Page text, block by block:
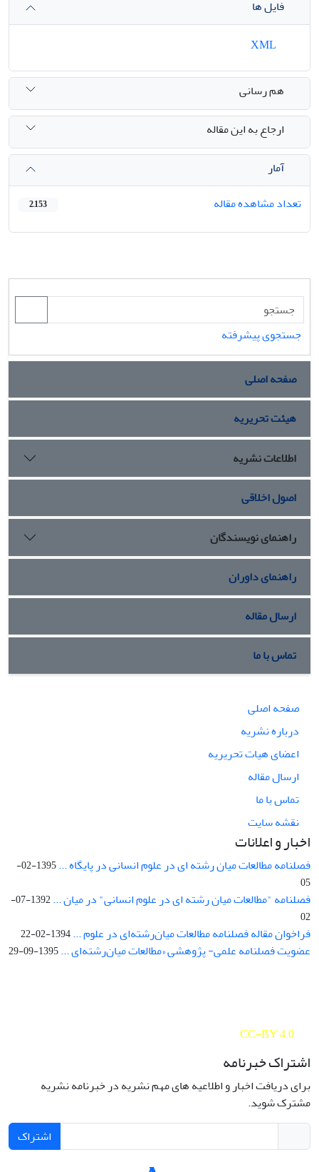
فایل ها
هم رسانی
ارجاع به این مقاله
آمار
تعداد مشاهده مقاله
2,153
جستجوی پیشرفته
صفحه اصلی
هیئت تحریریه
اطلاعات نشریه
اصول اخلاقی
راهنمای نویسندگان
راهنمای داوران
ارسال مقاله
تماس با ما
صفحه اصلی
درباره نشریه
اعضای هیات تحریریه
ارسال مقاله
تماس با ما
نقشه سایت
اخبار و اعلانات
فصلنامه مطالعات میان رشته ای در علوم انسانی در پایگاه ...
1395-02-
05
فصلنامه "مطالعات میان رشته ای در علوم انسانی" در میان ...
1392-07-
02
فراخوان مقاله فصلنامه مطالعات میان‌رشته‌ای در علوم ...1394-02-22
عضویت فصلنامه علمی- پژوهشی «مطالعات میان‌رشته‌ای ...1395-09-29
CC-BY 4.0
اشتراک خبرنامه
برای دریافت اخبار و اطلاعیه های مهم نشریه در خبرنامه نشریه
مشترک شوید.
اشتراک